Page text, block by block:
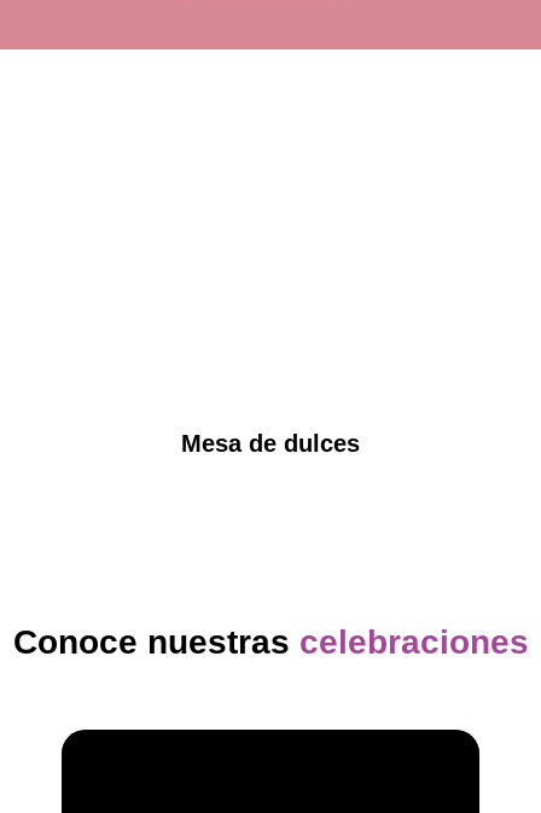
Mesa de dulces
Conoce nuestras celebraciones